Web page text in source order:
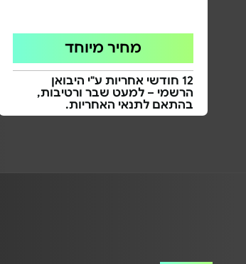
מחיר מיוחד
12 חודשי אחריות ע"י היבואן
הרשמי – למעט שבר ורטיבות,
בהתאם לתנאי האחריות.